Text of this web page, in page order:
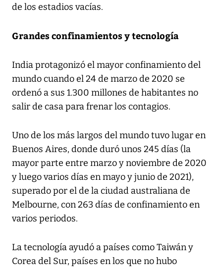
de los estadios vacías.
Grandes confinamientos y tecnología
India protagonizó el mayor confinamiento del
mundo cuando el 24 de marzo de 2020 se
ordenó a sus 1.300 millones de habitantes no
salir de casa para frenar los contagios.
Uno de los más largos del mundo tuvo lugar en
Buenos Aires, donde duró unos 245 días (la
mayor parte entre marzo y noviembre de 2020
y luego varios días en mayo y junio de 2021),
superado por el de la ciudad australiana de
Melbourne, con 263 días de confinamiento en
varios periodos.
La tecnología ayudó a países como Taiwán y
Corea del Sur, países en los que no hubo